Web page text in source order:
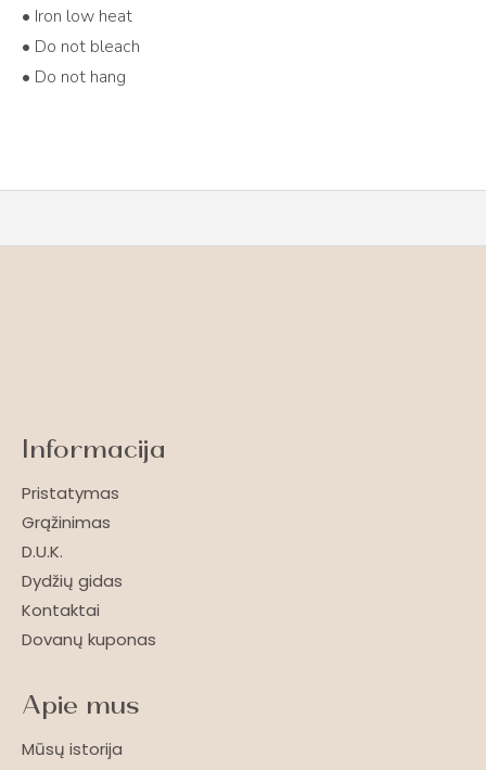
• Iron low heat
• Do not bleach
• Do not hang
Informacija
Pristatymas
Grąžinimas
D.U.K.
Dydžių gidas
Kontaktai
Dovanų kuponas
Apie mus
Mūsų istorija